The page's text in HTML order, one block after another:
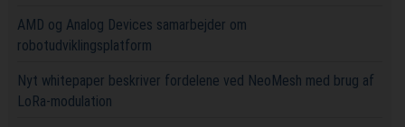
AMD og Analog Devices samarbejder om
robotudviklingsplatform
Nyt whitepaper beskriver fordelene ved NeoMesh med brug af
LoRa-modulation